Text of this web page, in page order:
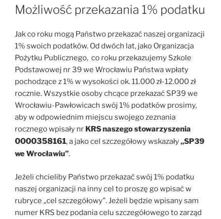
WMożliwość przekazania 1% podatku
Jak co roku mogą Państwo przekazać naszej organizacji
1% swoich podatków. Od dwóch lat, jako Organizacja
Pożytku Publicznego, co roku przekazujemy Szkole
Podstawowej nr 39 we Wrocławiu Państwa wpłaty
pochodzące z 1% w wysokości ok. 11.000 zł-12.000 zł
rocznie. Wszystkie osoby chcące przekazać SP39 we
Wrocławiu-Pawłowicach swój 1% podatków prosimy,
aby w odpowiednim miejscu swojego zeznania
rocznego wpisały nr KRS naszego stowarzyszenia
0000358161, a jako cel szczegółowy wskazały„SP39
we Wrocławiu”.
Jeżeli chcieliby Państwo przekazać swój 1% podatku
naszej organizacji na inny cel to proszę go wpisać w
rubryce „cel szczegółowy”. Jeżeli będzie wpisany sam
numer KRS bez podania celu szczegółowego to zarząd